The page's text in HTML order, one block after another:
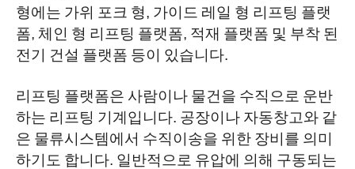
형에는 가위 포크 형, 가이드 레일 형 리프팅 플랫
폼, 체인 형 리프팅 플랫폼, 적재 플랫폼 및 부착 된
전기 건설 플랫폼 등이 있습니다.
리프팅 플랫폼은 사람이나 물건을 수직으로 운반
하는 리프팅 기계입니다. 공장이나 자동창고와 같
은 물류시스템에서 수직이송을 위한 장비를 의미
하기도 합니다. 일반적으로 유압에 의해 구동되는